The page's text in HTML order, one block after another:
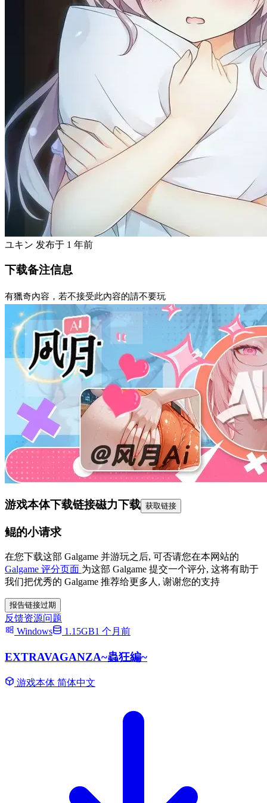
ユキン 发布于 1 年前
下载备注信息
有獵奇內容，若不接受此內容的請不要玩
游戏本体下载链接磁力下载 获取链接
鲲的小请求
在您下载这部 Galgame 并游玩之后, 可否请您在本网站的
Galgame 评分页面 为这部 Galgame 提交一个评分, 这将有助于
我们把优秀的 Galgame 推荐给更多人, 谢谢您的支持
报告链接过期
反馈资源问题
Windows
1.15GB1 个月前
EXTRAVAGANZA~蟲狂編~
游戏本体 简体中文